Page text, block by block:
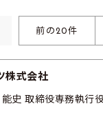
前の20件
株式会社
史 取締役専務執行